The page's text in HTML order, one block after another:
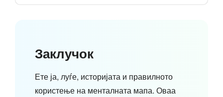
Заклучок
Ете ја, луѓе, историјата и правилното
користење на менталната мапа. Оваа